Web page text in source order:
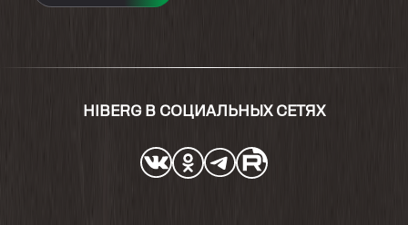
HIBERG В СОЦИАЛЬНЫХ СЕТЯХ